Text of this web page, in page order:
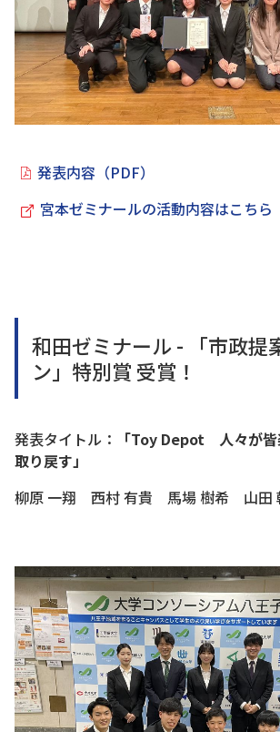
発表内容（PDF）
宮本ゼミナールの活動内容はこちら
和田ゼミナール - 「市政提
ン」特別賞 受賞！
発表タイトル：
「Toy Depot 人々が皆
取り戻す」
柳原 一翔 西村 有貴 馬場 樹希 山田